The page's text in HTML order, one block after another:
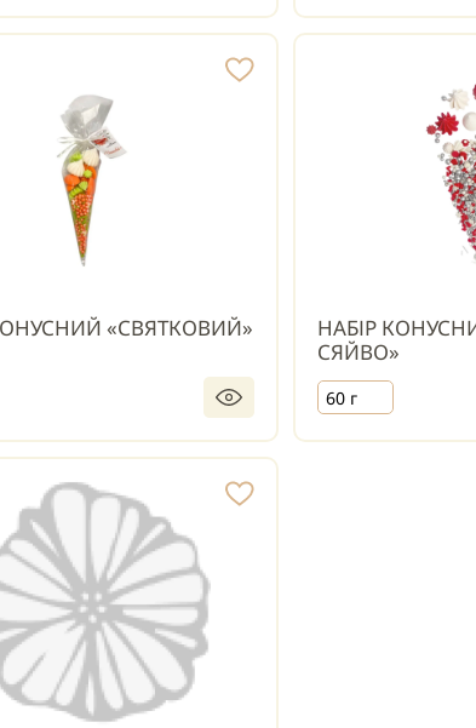
«СВЯТКОВИЙ»
НАБІР
СЯЙВО»
60 г